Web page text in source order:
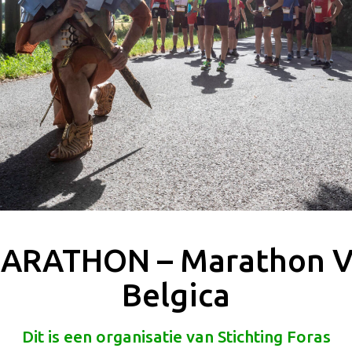
– Marathon
Belgica
Dit is een organisatie van Stichting Foras